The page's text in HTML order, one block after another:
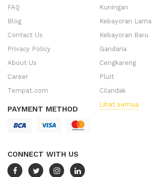
FAQ
Blog
Contact Us
Privacy Policy
About Us
Career
Tempat.com
PAYMENT METHOD
CONNECT WITH US
Kuningan
Kebayoran Lama
Kebayoran Baru
Gandaria
Cengkareng
Pluit
Cilandak
Lihat semua